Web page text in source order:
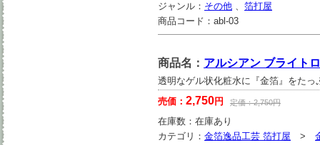
ジャンル： その他 、 箔打屋
商品コード： abl-03
商品名： アルシアン ブライト
透明なゲル状化粧水に『金箔』をた
売価： 2,750円 定価：2,750円
在庫数： 在庫あり
カテゴリ： 金箔逸品工芸 箔打屋 >